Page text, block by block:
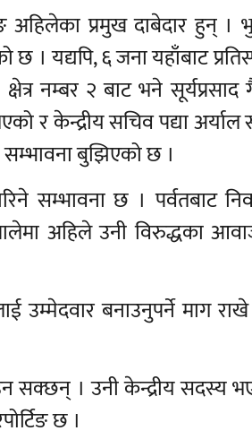
अहिलेका प्रमुख दाबेदार हुन् ।
यद्यपि, ६ जना यहाँबाट
नम्बर २ बाट भने
र केन्द्रीय सचिव पद्या
सम्भावना बुझिएको छ ।
सम्भावना छ । पर्वतबाट
अहिले उनी विरुद्धका
उम्मेदवार बनाउनुपर्ने माग
सक्छन् । उनी केन्द्रीय सदस्य
छ ।